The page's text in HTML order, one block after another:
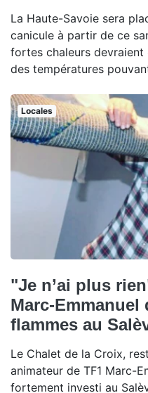
La Haute-Savoie sera
canicule à partir de ce
fortes chaleurs devraient
des températures
Locales
"Je n’ai plus
Marc-
flammes au
Le Chalet de la Croix,
animateur de TF1 Marc-
fortement investi au